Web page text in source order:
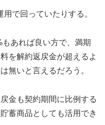
で回っていたりする。
あれば良い方で、満期
を解約返戻金が超えるよ
無いと言えるだろう。
金も契約期間に比例する
蓄商品としても活用でき